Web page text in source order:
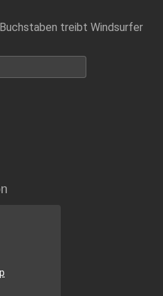
treibt Windsurfer